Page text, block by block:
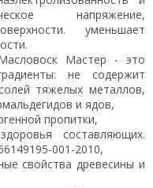
напряжение,
уменьшает
Мастер - это
не содержит
тяжелых металлов,
и ядов,
пропитки,
составляющих.
001-2010,
свойства древесины и